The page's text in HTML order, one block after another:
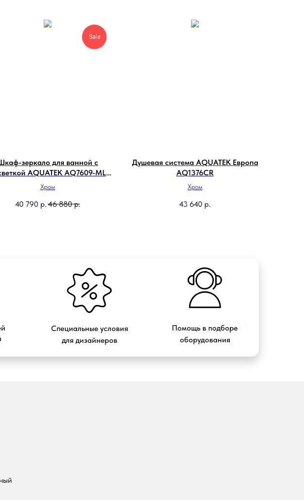
Sale
зеркало для ванной с
AQUATEK AQ7609-MLC
60х80х13.3 см
Хром
40 790 р.46 880 р.
Душевая система AQUATEK Европа
AQ1376CR
Хром
43 640 р.
Специальные условия
для дизайнеров
Помощь в подборе
оборудования